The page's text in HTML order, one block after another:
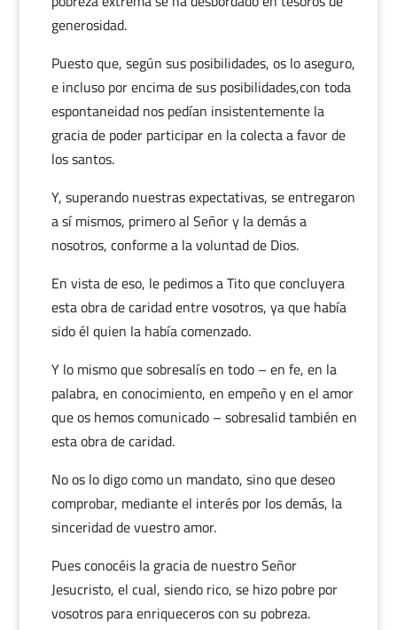
generosidad.
Puesto que, según sus posibilidades, os lo aseguro,
e incluso por encima de sus posibilidades,con toda
espontaneidad nos pedían insistentemente la
gracia de poder participar en la colecta a favor de
los santos.
Y, superando nuestras expectativas, se entregaron
a sí mismos, primero al Señor y la demás a
nosotros, conforme a la voluntad de Dios.
En vista de eso, le pedimos a Tito que concluyera
esta obra de caridad entre vosotros, ya que había
sido él quien la había comenzado.
Y lo mismo que sobresalís en todo – en fe, en la
palabra, en conocimiento, en empeño y en el amor
que os hemos comunicado – sobresalid también en
esta obra de caridad.
No os lo digo como un mandato, sino que deseo
comprobar, mediante el interés por los demás, la
sinceridad de vuestro amor.
Pues conocéis la gracia de nuestro Señor
Jesucristo, el cual, siendo rico, se hizo pobre por
vosotros para enriqueceros con su pobreza.